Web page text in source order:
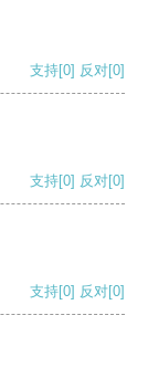
支持[0] 反对[0]
支持[0] 反对[0]
支持[0] 反对[0]